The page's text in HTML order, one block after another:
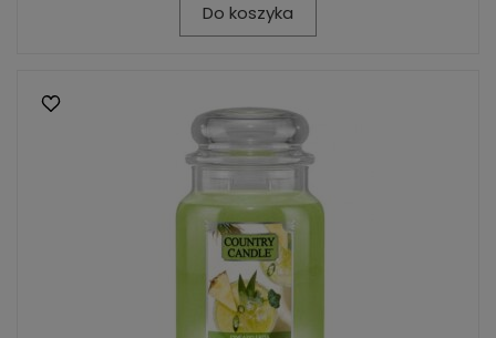
Do koszyka